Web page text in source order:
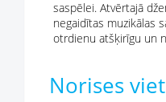
saspēlei. Atvērtajā
negaidītas muzikālas
otrdienu atšķirīgu un
Norises